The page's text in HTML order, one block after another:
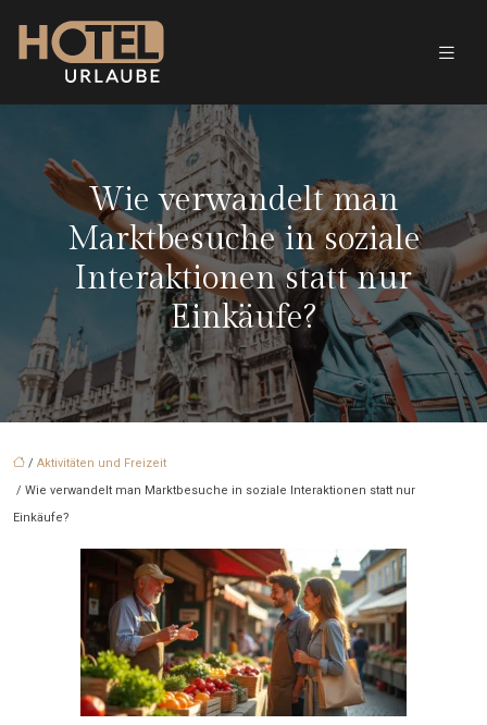
Wie verwandelt man
Marktbesuche in soziale
Interaktionen statt nur
Einkäufe?
/ Aktivitäten und Freizeit
/ Wie verwandelt man Marktbesuche in soziale Interaktionen statt nur
Einkäufe?